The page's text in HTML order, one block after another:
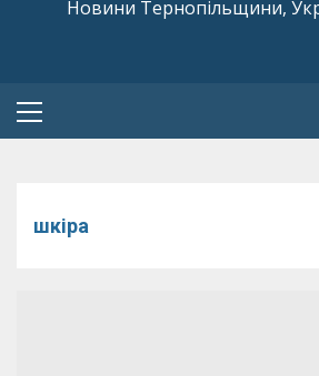
Новини Тернопільщини,
Primary
шкіра